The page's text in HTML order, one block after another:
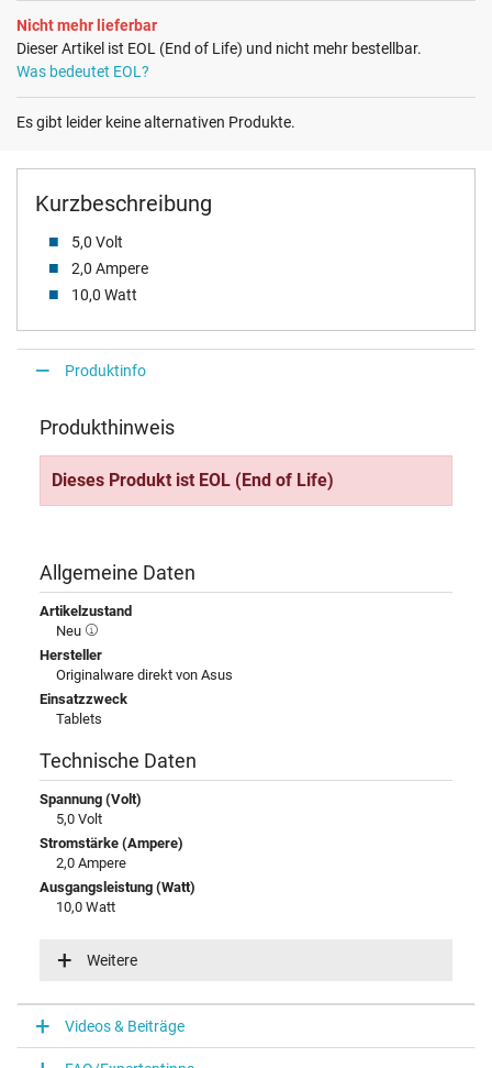
Kurzbeschreibung
5,0 Volt
2,0 Ampere
10,0 Watt
Nicht mehr lieferbar
Dieser Artikel ist EOL (End of Life) und nicht mehr bestellbar.
Was bedeutet EOL?
Es gibt leider keine alternativen Produkte.
Produktinfo
Produkthinweis
Dieses Produkt ist EOL (End of Life)
Allgemeine Daten
Artikelzustand
Neu
Hersteller
Originalware direkt von Asus
Einsatzzweck
Tablets
Technische Daten
Spannung (Volt)
5,0 Volt
Stromstärke (Ampere)
2,0 Ampere
Ausgangsleistung (Watt)
10,0 Watt
100-240V / 50-60Hz
Funktions-LED
Funktions-LED im Gehäuse
Weitere
Videos & Beiträge